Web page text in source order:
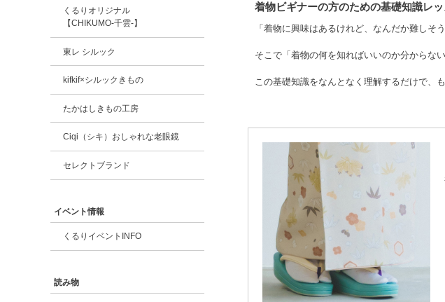
くるりオリジナル
【CHIKUMO-千雲-】
東レ シルック
kifkif×シルックきもの
たかはしきもの工房
Ciqi（シキ）おしゃれな老眼鏡
セレクトブランド
イベント情報
くるりイベントINFO
読み物
着物ビギナーの方のための基礎知識レ
「着物に興味はあるけれど、なんだか難しそ
そこで「着物の何を知ればいいのか分からな
この基礎知識をなんとなく理解するだけで、